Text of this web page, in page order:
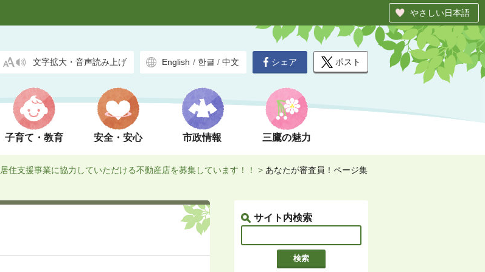
やさしい日本語
文字拡大・音声読み上げ English / 한글 / 中文
子育て・教育 安全・安心 市政情報 三鷹の魅力
シェア ポスト
居住支援事業に協力していただける不動産店を募集しています！！ > あなたが審査員！ページ集
サイト内検索